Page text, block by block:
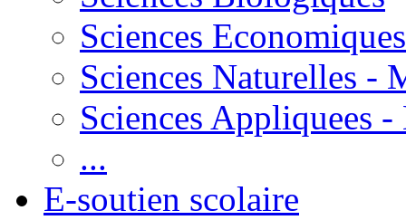
Sciences Economiques
Sciences Naturelles -
Sciences Appliquees
...
E-soutien scolaire